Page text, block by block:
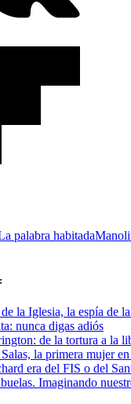
palabra habitada
la Iglesia, la espía de
nunca digas adiós
de la tortura a la
la primera mujer
era del FIS o del
Imaginando